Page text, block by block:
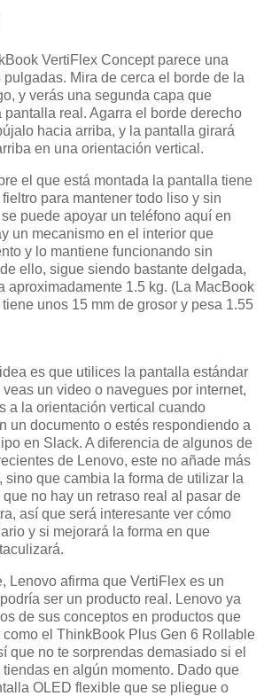
VertiFlex Concept parece una
pulgadas. Mira de cerca el borde de la
y verás una segunda capa que
real. Agarra el borde derecho
hacia arriba, y la pantalla girará
en una orientación vertical.
el que está montada la pantalla tiene
para mantener todo liso y sin
puede apoyar un teléfono aquí en
un mecanismo en el interior que
y lo mantiene funcionando sin
ello, sigue siendo bastante delgada,
aproximadamente 1.5 kg. (La MacBook
unos 15 mm de grosor y pesa 1.55
es que utilices la pantalla estándar
un video o navegues por internet,
a la orientación vertical cuando
un documento o estés respondiendo a
en Slack. A diferencia de algunos de
de Lenovo, este no añade más
sino que cambia la forma de utilizar la
que no hay un retraso real al pasar de
así que será interesante ver cómo
y si mejorará la forma en que
Lenovo afirma que VertiFlex es un
ser un producto real. Lenovo ya
de sus conceptos en productos que
como el ThinkBook Plus Gen 6 Rollable
que no te sorprendas demasiado si el
en algún momento. Dado que
OLED flexible que se pliegue o